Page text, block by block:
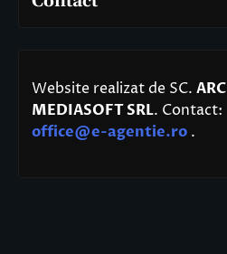
Website realizat de SC. ARC
MEDIASOFT SRL. Contact:
office@e-agentie.ro .